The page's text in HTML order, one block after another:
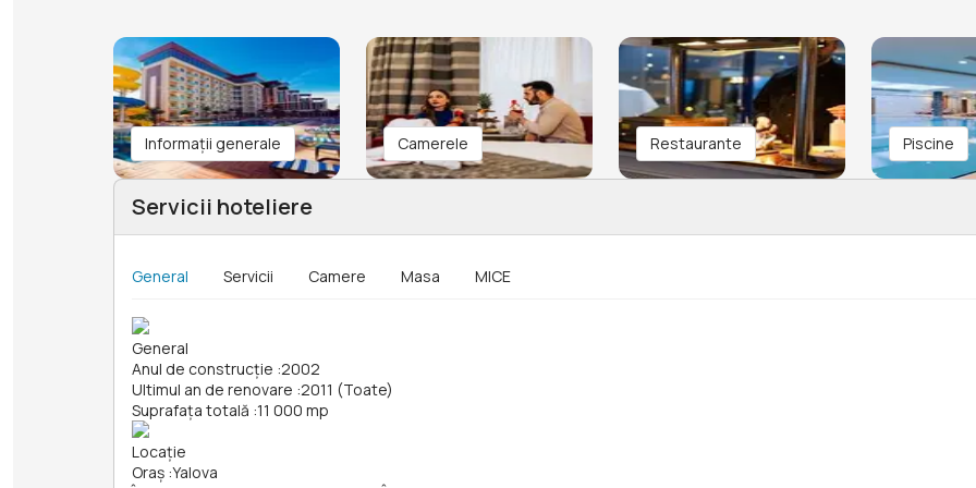
Informații generale Camerele Restaurante Piscine
Servicii hoteliere
General Servicii Camere Masa MICE
General
Anul de construcție :2002
Ultimul an de renovare :2011 (Toate)
Suprafața totală :11 000 mp
Locație
Oraș :Yalova